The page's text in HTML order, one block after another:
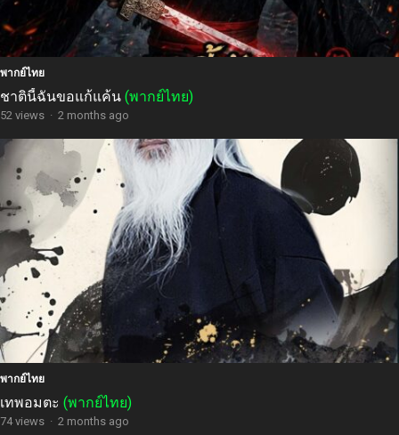
พากย์ไทย
ชาตินี้ฉันขอแก้แค้น (พากย์ไทย)
52 views · 2 months ago
พากย์ไทย
เทพอมตะ (พากย์ไทย)
74 views · 2 months ago